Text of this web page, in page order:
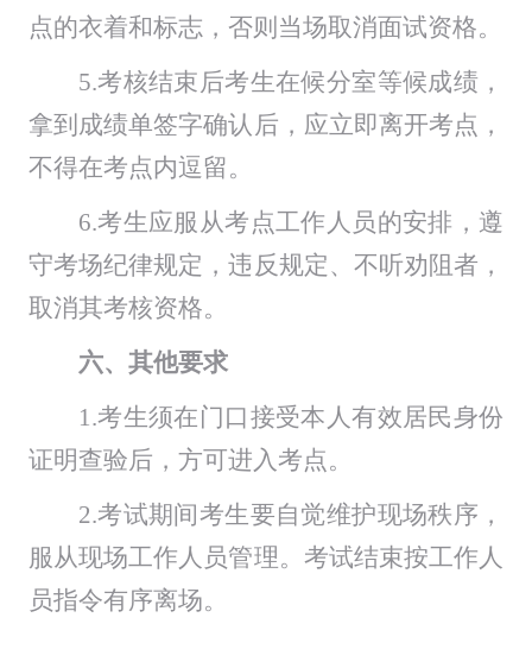
点的衣着和标志，否则当场取消面试资格。
5.考核结束后考生在候分室等候成绩，
拿到成绩单签字确认后，应立即离开考点，
不得在考点内逗留。
6.考生应服从考点工作人员的安排，遵
守考场纪律规定，违反规定、不听劝阻者，
取消其考核资格。
六、 其他要求
1.考生须在门口接受本人有效居民身份
证明查验后 ，方可进入考点。
2.考试期间考生要自觉维护现场秩序，
服从现场工作人员管理。 考试结束按工作人
员指令有序离场。